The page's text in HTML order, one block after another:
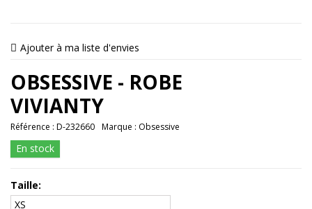
Ajouter à ma liste d'envies
OBSESSIVE - ROBE
VIVIANTY
Référence : D-232660 Marque : Obsessive
En stock
Taille: